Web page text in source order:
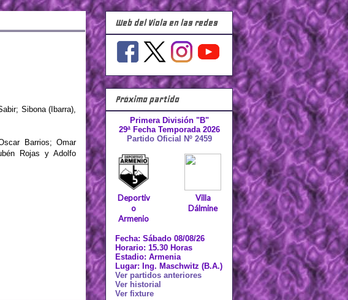
Sibona (Ibarra),
Barrios; Omar
Rojas y Adolfo
Web del Viola en las redes
Próximo partido
Primera División "B"
29ª Fecha Temporada 2026
Partido Oficial Nº 2459
Deportiv
o
Armenio
Villa
Dálmine
Fecha: Sábado 08/08/26
Horario: 15.30 Horas
Estadio: Armenia
Lugar: Ing. Maschwitz (B.A.)
Ver partidos anteriores
Ver historial
Ver fixture